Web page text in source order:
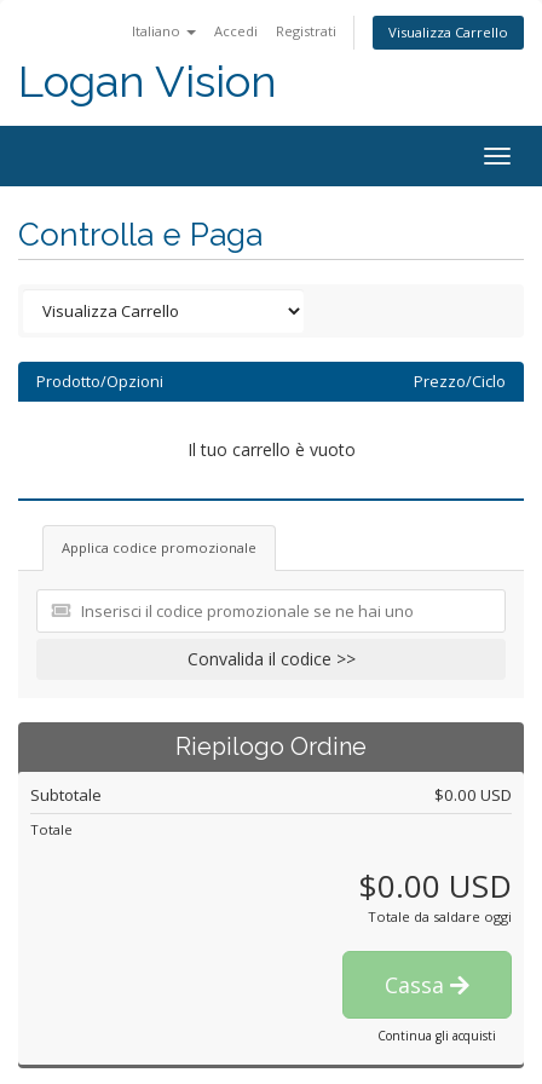
Italiano Accedi Registrati Visualizza Carrello
Logan Vision
Controlla e Paga
Prodotto/Opzioni Prezzo/Ciclo
Il tuo carrello è vuoto
Applica codice promozionale
Convalida il codice >>
Riepilogo Ordine
Subtotale $0.00 USD
Totale
$0.00 USD
Totale da saldare oggi
Cassa
Continua gli acquisti